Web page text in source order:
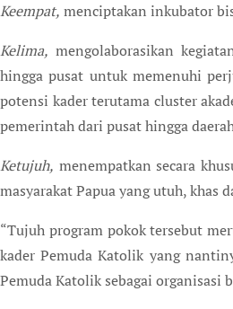
Keempat, menciptakan inkubator
Kelima, mengolaborasikan
hingga pusat untuk memenuhi
potensi kader terutama cluster
pemerintah dari pusat hingga
Ketujuh, menempatkan secara
masyarakat Papua yang utuh, khas
“Tujuh program pokok tersebut
kader Pemuda Katolik yang
Pemuda Katolik sebagai organisasi